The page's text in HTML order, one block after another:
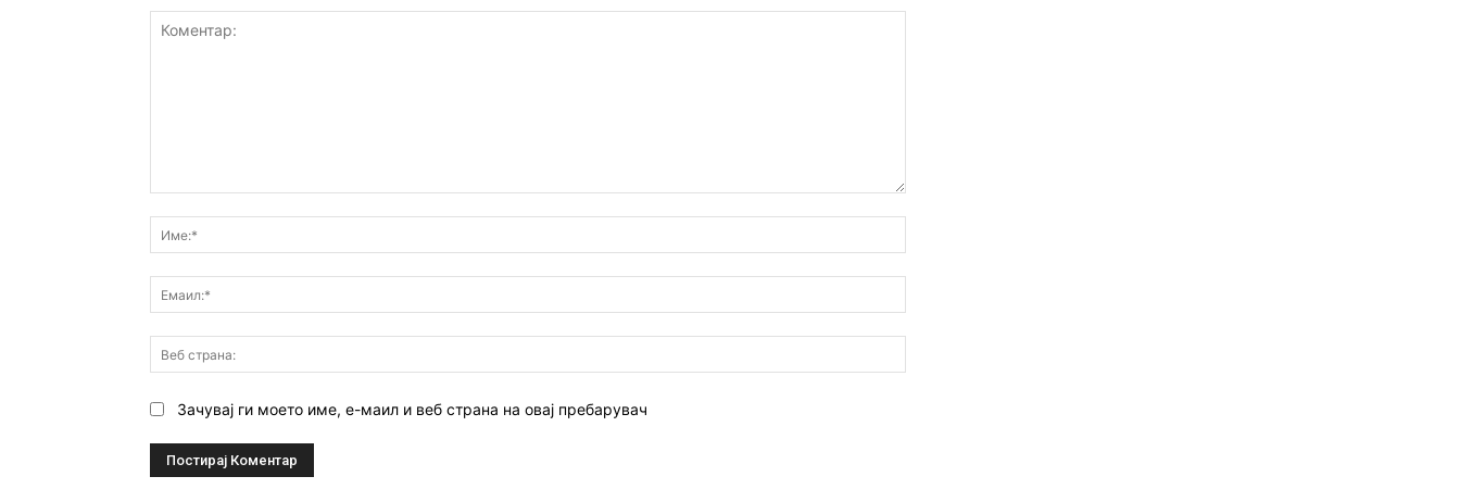
страна:
Зачувај ги моето име, е-маил и веб страна на овај пребарувач